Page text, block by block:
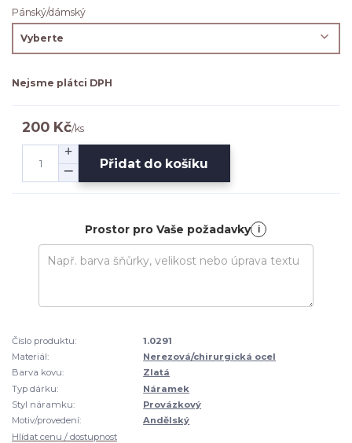
Pánský/dámský
Nejsme plátci DPH
200 Kč/ks
Přidat do košíku
Prostor pro Vaše požadavky i
Číslo produktu:
1.0291
Materiál:
Nerezová/chirurgická ocel
Barva kovu:
Zlatá
Typ dárku:
Náramek
Styl náramku:
Provázkový
Motiv/provedení:
Andělský
Hlídat cenu / dostupnost